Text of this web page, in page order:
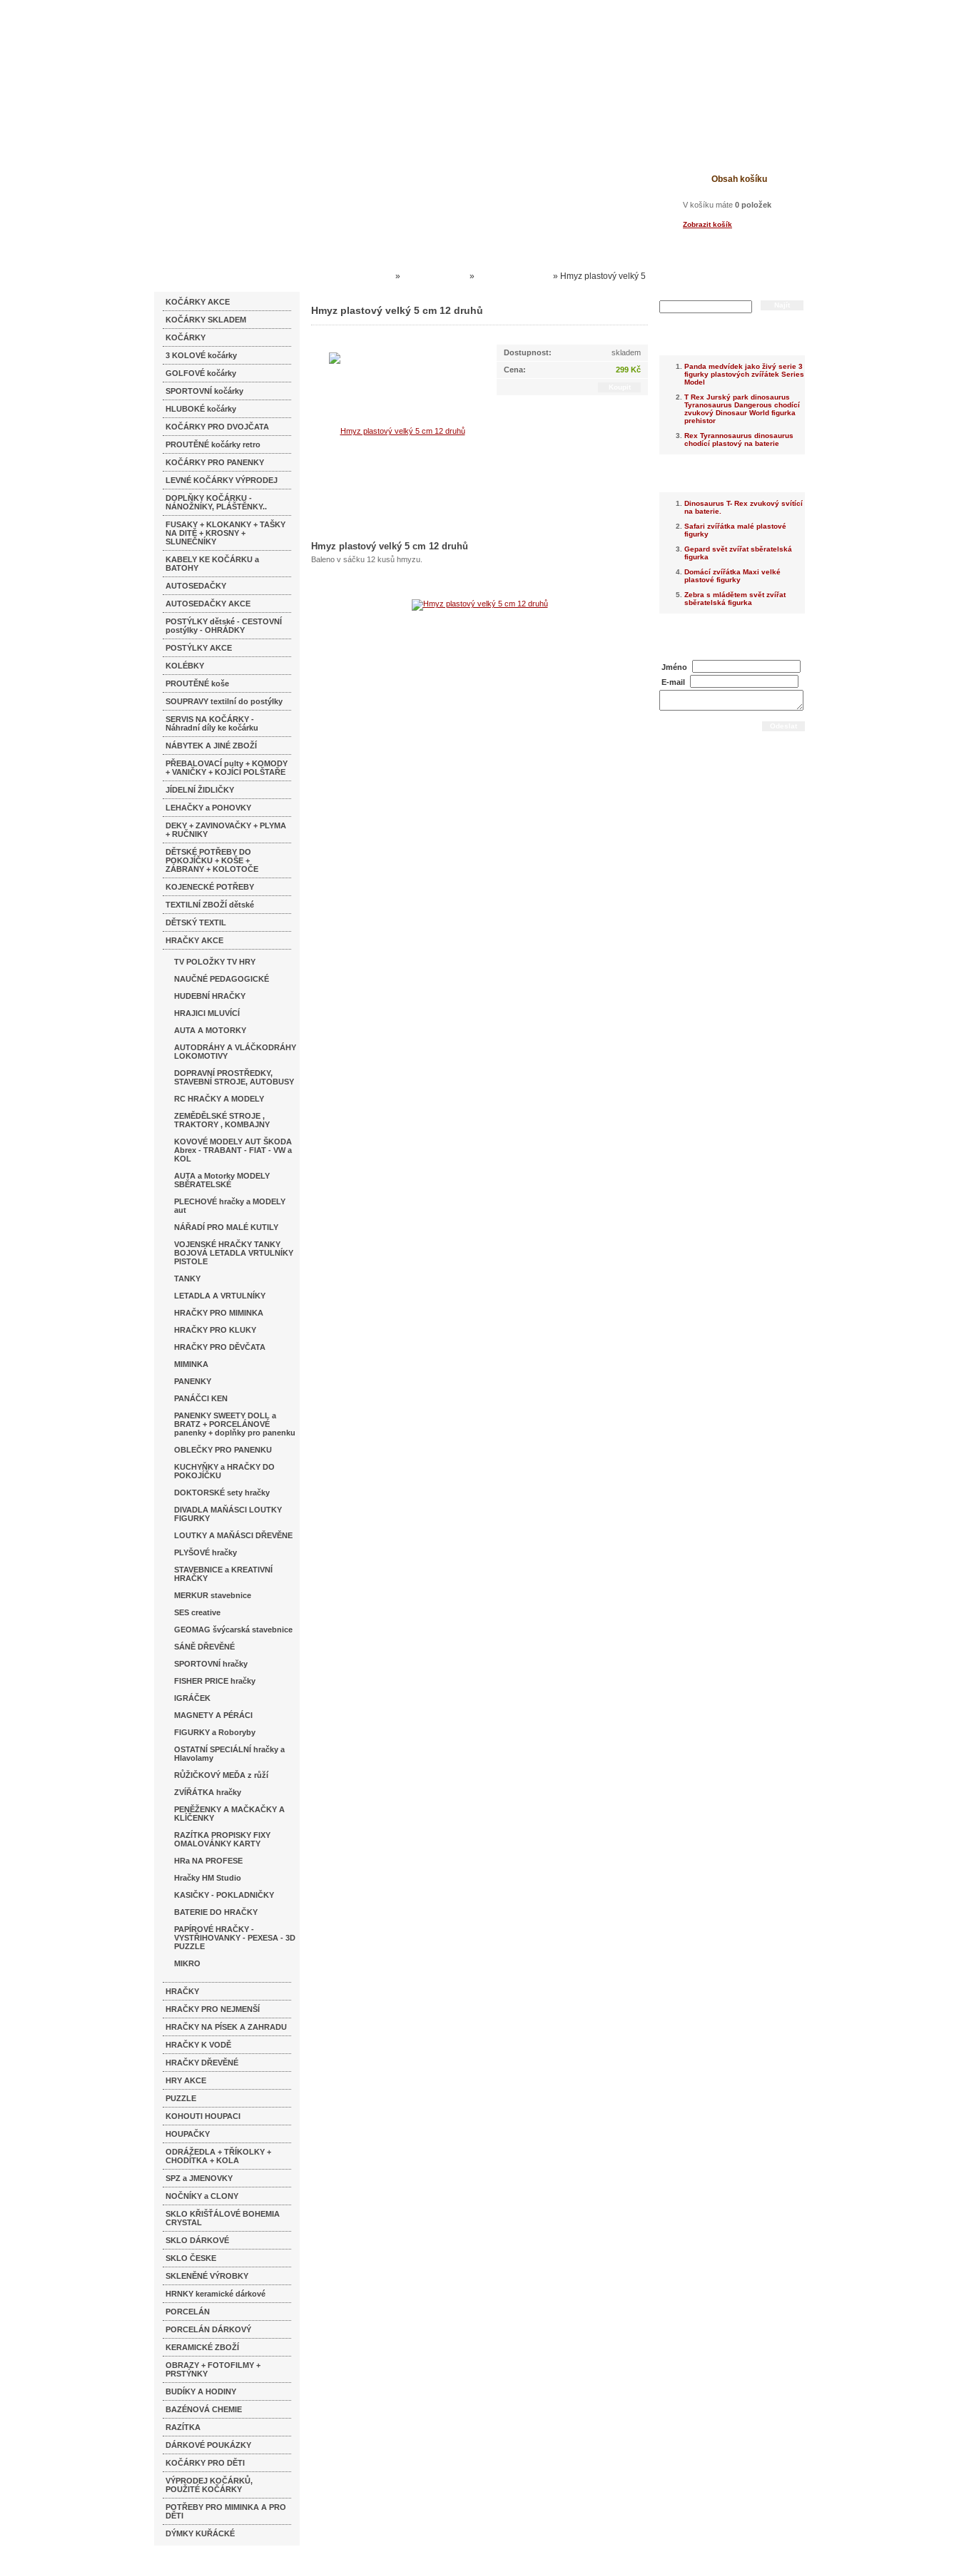
Obsah košíku
V košíku máte 0 položek
Zobrazit košík
KOČÁRKY AKCE
KOČÁRKY SKLADEM
KOČÁRKY
3 KOLOVÉ kočárky
GOLFOVÉ kočárky
SPORTOVNÍ kočárky
HLUBOKÉ kočárky
KOČÁRKY PRO DVOJČATA
PROUTĚNÉ kočárky retro
KOČÁRKY PRO PANENKY
LEVNÉ KOČÁRKY VÝPRODEJ
DOPLŇKY KOČÁRKU -
NÁNOŽNÍKY, PLÁŠTĚNKY..
FUSAKY + KLOKANKY + TAŠKY
NA DITĚ + KROSNY +
SLUNEČNÍKY
KABELY KE KOČÁRKU a
BATOHY
AUTOSEDAČKY
AUTOSEDAČKY AKCE
POSTÝLKY dětské - CESTOVNÍ
postýlky - OHRÁDKY
POSTÝLKY AKCE
KOLÉBKY
PROUTĚNÉ koše
SOUPRAVY textilní do postýlky
SERVIS NA KOČÁRKY -
Náhradní díly ke kočárku
NÁBYTEK A JINÉ ZBOŽÍ
PŘEBALOVACÍ pulty + KOMODY
+ VANIČKY + KOJÍCÍ POLŠTAŘE
JÍDELNÍ ŽIDLIČKY
LEHAČKY a POHOVKY
DEKY + ZAVINOVAČKY + PLYMA
+ RUČNIKY
DĚTSKÉ POTŘEBY DO
POKOJÍČKU + KOŠE +
ZÁBRANY + KOLOTOČE
KOJENECKÉ POTŘEBY
TEXTILNÍ ZBOŽÍ dětské
DĚTSKÝ TEXTIL
HRAČKY AKCE
TV POLOŽKY TV HRY
NAUČNÉ PEDAGOGICKÉ
HUDEBNÍ HRAČKY
HRAJICI MLUVÍCÍ
AUTA A MOTORKY
AUTODRÁHY A VLÁČKODRÁHY
LOKOMOTIVY
DOPRAVNÍ PROSTŘEDKY,
STAVEBNÍ STROJE, AUTOBUSY
RC HRAČKY A MODELY
ZEMĚDĚLSKÉ STROJE ,
TRAKTORY , KOMBAJNY
KOVOVÉ MODELY AUT ŠKODA
Abrex - TRABANT - FIAT - VW a
KOL
AUTA a Motorky MODELY
SBĚRATELSKÉ
PLECHOVÉ hračky a MODELY
aut
NÁŘADÍ PRO MALÉ KUTILY
VOJENSKÉ HRAČKY TANKY
BOJOVÁ LETADLA VRTULNÍKY
PISTOLE
TANKY
LETADLA A VRTULNÍKY
HRAČKY PRO MIMINKA
HRAČKY PRO KLUKY
HRAČKY PRO DĚVČATA
MIMINKA
PANENKY
PANÁČCI KEN
PANENKY SWEETY DOLL a
BRATZ + PORCELÁNOVÉ
panenky + doplňky pro panenku
OBLEČKY PRO PANENKU
KUCHYŇKY a HRAČKY DO
POKOJÍČKU
DOKTORSKÉ sety hračky
DIVADLA MAŇÁSCI LOUTKY
FIGURKY
LOUTKY A MAŇÁSCI DŘEVĚNE
PLYŠOVÉ hračky
STAVEBNICE a KREATIVNÍ
HRAČKY
MERKUR stavebnice
SES creative
GEOMAG švýcarská stavebnice
SÁNĚ DŘEVĚNÉ
SPORTOVNÍ hračky
FISHER PRICE hračky
IGRÁČEK
MAGNETY A PÉRÁCI
FIGURKY a Roboryby
OSTATNÍ SPECIÁLNÍ hračky a
Hlavolamy
RŮŽIČKOVÝ MEĎA z růží
ZVÍŘÁTKA hračky
PENĚŽENKY A MAČKAČKY A
KLÍČENKY
RAZÍTKA PROPISKY FIXY
OMALOVÁNKY KARTY
HRa NA PROFESE
Hračky HM Studio
KASIČKY - POKLADNIČKY
BATERIE DO HRAČKY
PAPÍROVÉ HRAČKY -
VYSTŘIHOVANKY - PEXESA - 3D
PUZZLE
MIKRO
HRAČKY
HRAČKY PRO NEJMENŠÍ
HRAČKY NA PÍSEK A ZAHRADU
HRAČKY K VODĚ
HRAČKY DŘEVĚNÉ
HRY AKCE
PUZZLE
KOHOUTI HOUPACI
HOUPAČKY
ODRÁŽEDLA + TŘÍKOLKY +
CHODÍTKA + KOLA
SPZ a JMENOVKY
NOČNÍKY a CLONY
SKLO KŘIŠŤÁLOVÉ BOHEMIA
CRYSTAL
SKLO DÁRKOVÉ
SKLO ČESKE
SKLENĚNÉ VÝROBKY
HRNKY keramické dárkové
PORCELÁN
PORCELÁN DÁRKOVÝ
KERAMICKÉ ZBOŽÍ
OBRAZY + FOTOFILMY +
PRSTÝNKY
BUDÍKY A HODINY
BAZÉNOVÁ CHEMIE
RAZÍTKA
DÁRKOVÉ POUKÁZKY
KOČÁRKY PRO DĚTI
VÝPRODEJ KOČÁRKŮ,
POUŽITÉ KOČÁRKY
POTŘEBY PRO MIMINKA A PRO
DĚTI
DÝMKY KUŘÁCKÉ
» » » Hmyz plastový velký 5
cm 12 druhů
Hmyz plastový velký 5 cm 12 druhů
Dostupnost:
skladem
Cena:
299 Kč
Hmyz plastový velký 5 cm 12 druhů
Baleno v sáčku 12 kusů hmyzu.
Panda medvídek jako živý serie 3
figurky plastových zvířátek Series
Model
T Rex Jurský park dinosaurus
Tyranosaurus Dangerous chodící
zvukový Dinosaur World figurka
prehistor
Rex Tyrannosaurus dinosaurus
chodící plastový na baterie
Dinosaurus T- Rex zvukový svítící
na baterie.
Safari zvířátka malé plastové
figurky
Gepard svět zvířat sběratelská
figurka
Domácí zvířátka Maxi velké
plastové figurky
Zebra s mládětem svět zvířat
sběratelská figurka
Jméno
E-mail